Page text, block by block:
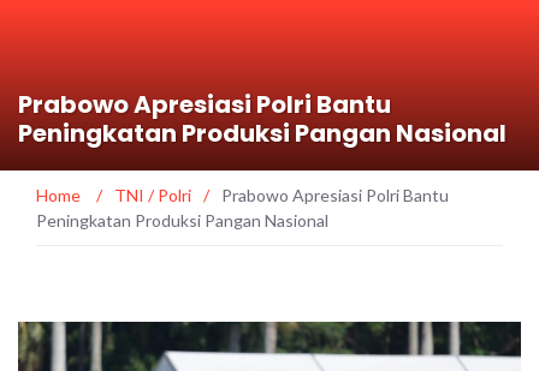
Prabowo Apresiasi Polri Bantu
Peningkatan Produksi Pangan Nasional
Home / TNI / Polri /
Prabowo Apresiasi Polri Bantu
Peningkatan Produksi Pangan Nasional